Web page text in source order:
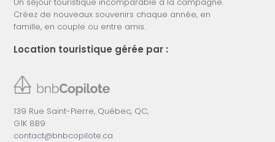
Créez de nouveaux souvenirs chaque année, en
famille, en couple ou entre amis.
Location touristique gérée par :
139 Rue Saint-Pierre, Québec, QC,
G1K 8B9
contact@bnbcopilote.ca